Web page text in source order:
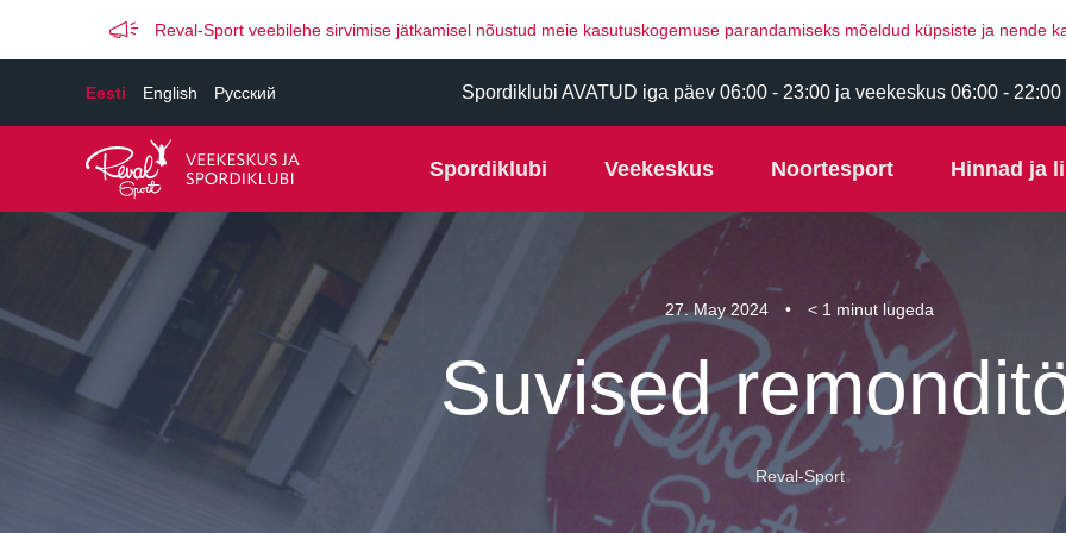
Reval-Sport veebilehe sirvimise jätkamisel nõustud meie kasutuskogemuse parandamiseks mõeldud küpsiste ja nende
Eesti English Русский Spordiklubi AVATUD iga päev 06:00 - 23:00 ja veekeskus 06:00 - 22:00
Spordiklubi Veekeskus Noortesport Hinnad ja
27. May 2024 < 1 minut lugeda
Suvised
Reval-Sport